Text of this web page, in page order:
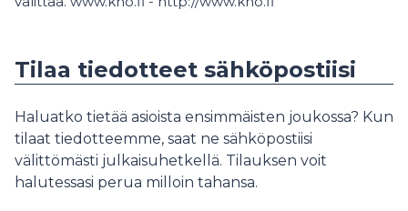
Tilaa tiedotteet sähköpostiisi
Haluatko tietää asioista ensimmäisten joukossa? Kun
tilaat tiedotteemme, saat ne sähköpostiisi
välittömästi julkaisuhetkellä. Tilauksen voit
halutessasi perua milloin tahansa.